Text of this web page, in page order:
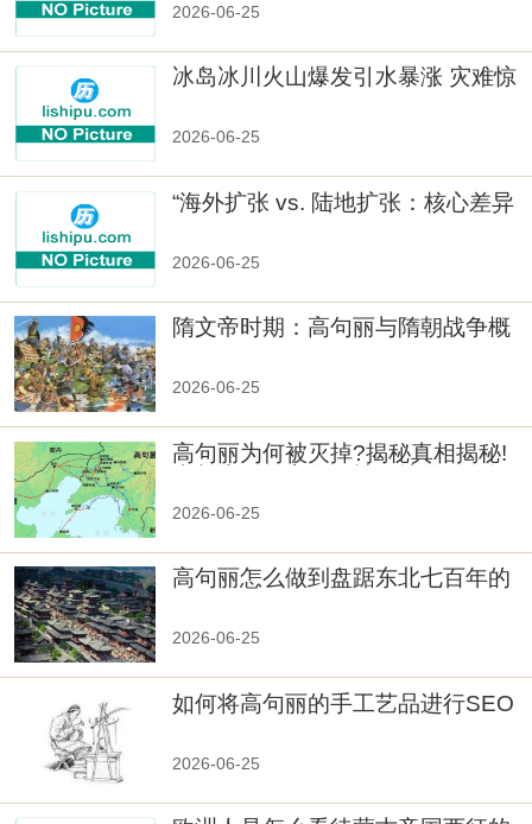
2026-06-25
冰岛冰川火山爆发引水暴涨 灾难惊
2026-06-25
“海外扩张 vs. 陆地扩张：核心差异
2026-06-25
隋文帝时期：高句丽与隋朝战争概
2026-06-25
高句丽为何被灭掉?揭秘真相揭秘!
2026-06-25
高句丽怎么做到盘踞东北七百年的
2026-06-25
如何将高句丽的手工艺品进行SEO
2026-06-25